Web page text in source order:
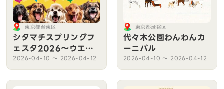
東京都台東区
シタマチスプリングフ
ェスタ2026〜ウエノ
デ.ワンワン〜
2026-04-10 〜 2026-04-12
東京都渋谷区
代々木公園わんわんカ
ーニバル
2026-04-10 〜 2026-04-12